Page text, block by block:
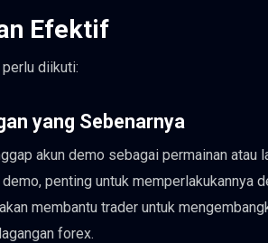
Efektif
diikuti:
yang Sebenarnya
akun demo sebagai permainan atau
penting untuk memperlakukannya
membantu trader untuk
forex.